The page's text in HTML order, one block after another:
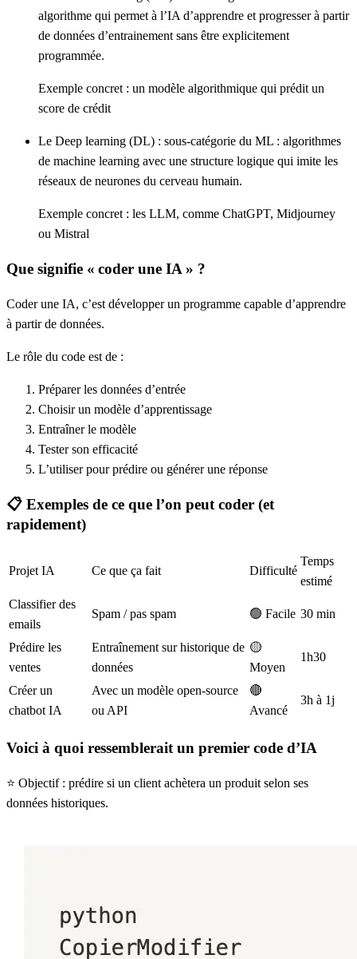
algorithme qui permet à l’IA d’apprendre et progresser à partir
de données d’entrainement sans être explicitement
programmée.
Exemple concret : un modèle algorithmique qui prédit un
score de crédit
Le Deep learning (DL) : sous-catégorie du ML : algorithmes
de machine learning avec une structure logique qui imite les
réseaux de neurones du cerveau humain.
Exemple concret : les LLM, comme ChatGPT, Midjourney
ou Mistral
Que signifie « coder une IA » ?
Coder une IA, c’est développer un programme capable d’apprendre
à partir de données.
Le rôle du code est de :
Préparer les données d’entrée
Choisir un modèle d’apprentissage
Entraîner le modèle
Tester son efficacité
L’utiliser pour prédire ou générer une réponse
📋 Exemples de ce que l’on peut coder (et
rapidement)
Projet IA Ce que ça fait Difficulté
Temps
estimé
Classifier des
emails
Spam / pas spam 🟢 Facile 30 min
Prédire les
ventes
Entraînement sur historique de
données
🟡
Moyen
1h30
Créer un
chatbot IA
Avec un modèle open-source
ou API
🔴
Avancé
3h à 1j
Voici à quoi ressemblerait un premier code d’IA
⭐️ Objectif : prédire si un client achètera un produit selon ses
données historiques.